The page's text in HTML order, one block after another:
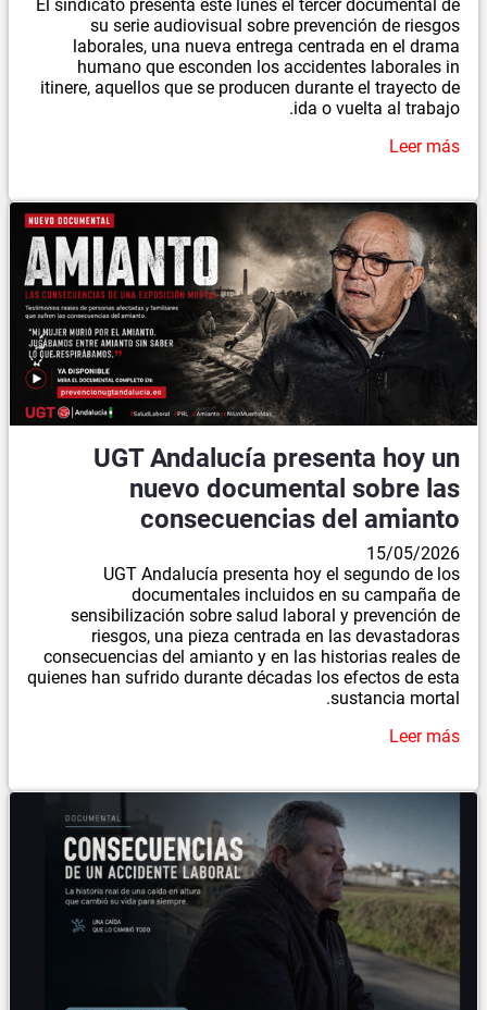
El sindicato presenta este lunes el tercer documental de
su serie audiovisual sobre prevención de riesgos
laborales, una nueva entrega centrada en el drama
humano que esconden los accidentes laborales in
itinere, aquellos que se producen durante el trayecto de
ida o vuelta al trabajo.
Leer más
UGT Andalucía presenta hoy un
nuevo documental sobre las
consecuencias del amianto
15/05/2026
UGT Andalucía presenta hoy el segundo de los
documentales incluidos en su campaña de
sensibilización sobre salud laboral y prevención de
riesgos, una pieza centrada en las devastadoras
consecuencias del amianto y en las historias reales de
quienes han sufrido durante décadas los efectos de esta
sustancia mortal.
Leer más